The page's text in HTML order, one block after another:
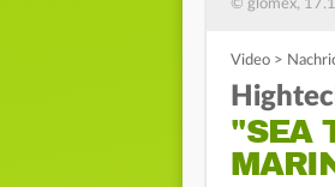
© glomex,
Video >
"SEA